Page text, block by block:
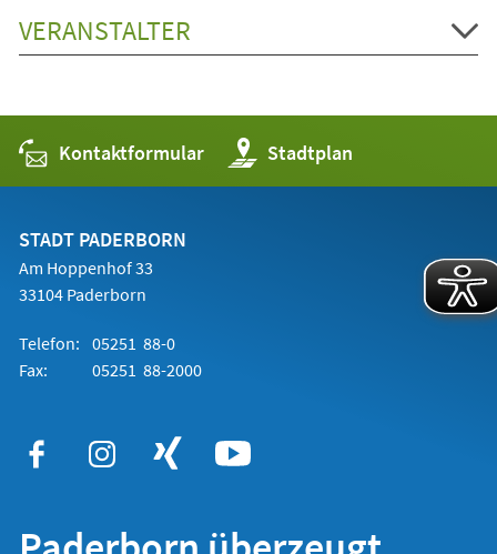
VERANSTALTER
Kontaktformular Stadtplan
(Öffnet
in
einem
STADT PADERBORN
Am Hoppenhof 33
33104 Paderborn
Telefon: 05251 88-0
Fax:
05251 88-2000